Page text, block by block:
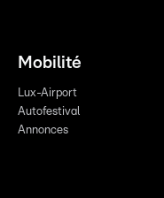
Mobilité
Lux-Airport
Autofestival
Annonces